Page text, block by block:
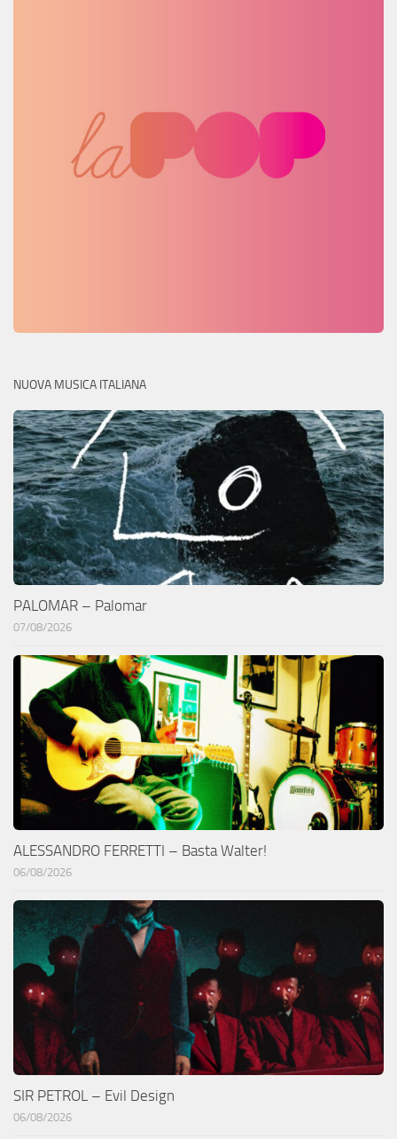
NUOVA MUSICA ITALIANA
PALOMAR – Palomar
07/08/2026
ALESSANDRO FERRETTI – Basta Walter!
06/08/2026
SIR PETROL – Evil Design
06/08/2026